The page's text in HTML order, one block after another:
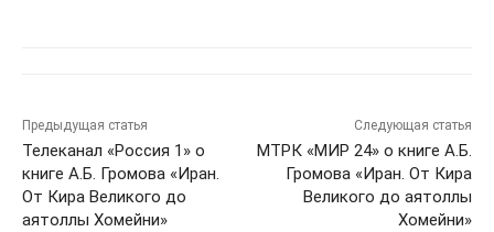
Предыдущая статья
Телеканал «Россия 1» о
книге А.Б. Громова «Иран.
От Кира Великого до
аятоллы Хомейни»
Следующая статья
МТРК «МИР 24» о книге А.Б.
Громова «Иран. От Кира
Великого до аятоллы
Хомейни»